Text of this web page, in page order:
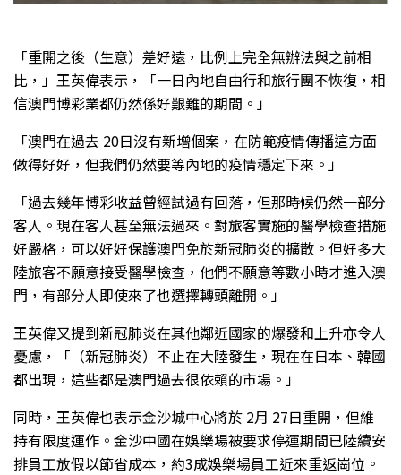
「重開之後（生意）差好遠，比例上完全無辦法與之前相
比，」王英偉表示，「一日內地自由行和旅行團不恢復，相
信澳門博彩業都仍然係好艱難的期間。」
「澳門在過去 20日沒有新增個案，在防範疫情傳播這方面
做得好好，但我們仍然要等內地的疫情穩定下來。」
「過去幾年博彩收益曾經試過有回落，但那時候仍然一部分
客人。現在客人甚至無法過來。對旅客實施的醫學檢查措施
好嚴格，可以好好保護澳門免於新冠肺炎的擴散。但好多大
陸旅客不願意接受醫學檢查，他們不願意等數小時才進入澳
門，有部分人即使來了也選擇轉頭離開。」
王英偉又提到新冠肺炎在其他鄰近國家的爆發和上升亦令人
憂慮，「（新冠肺炎）不止在大陸發生，現在在日本、韓國
都出現，這些都是澳門過去很依賴的市場。」
同時，王英偉也表示金沙城中心將於 2月 27日重開，但維
持有限度運作。金沙中國在娛樂場被要求停運期間已陸續安
排員工放假以節省成本，約3成娛樂場員工近來重返崗位。